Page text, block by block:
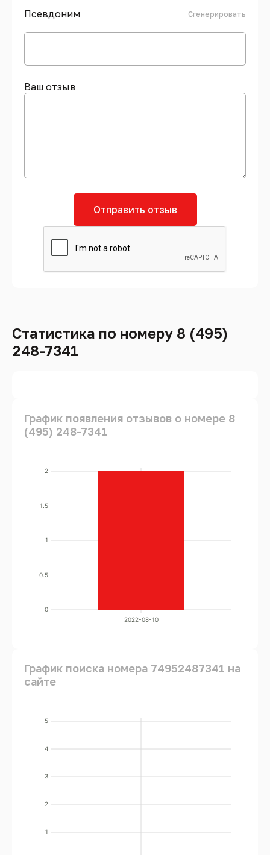
Псевдоним Сгенерировать
Ваш отзыв
Отправить отзыв
Статистика по номеру 8 (495)
248-7341
График появления отзывов о номере 8
(495) 248-7341
0
0.5
1
1.5
2
2022-08-10
График поиска номера 74952487341 на
сайте
1
2
3
4
5